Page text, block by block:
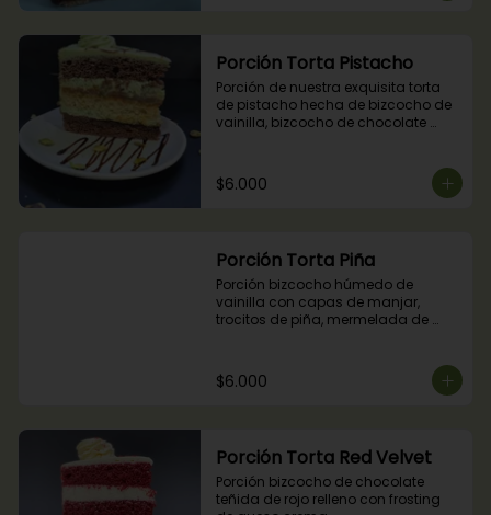
Porción Torta Pistacho
Porción de nuestra exquisita torta
de pistacho hecha de bizcocho de
vainilla, bizcocho de chocolate
crema de pistachos.
$6.000
Porción Torta Piña
Porción bizcocho húmedo de
vainilla con capas de manjar,
trocitos de piña, mermelada de
$6.000
Porción Torta Red Velvet
Porción bizcocho de chocolate
teñida de rojo relleno con frosting